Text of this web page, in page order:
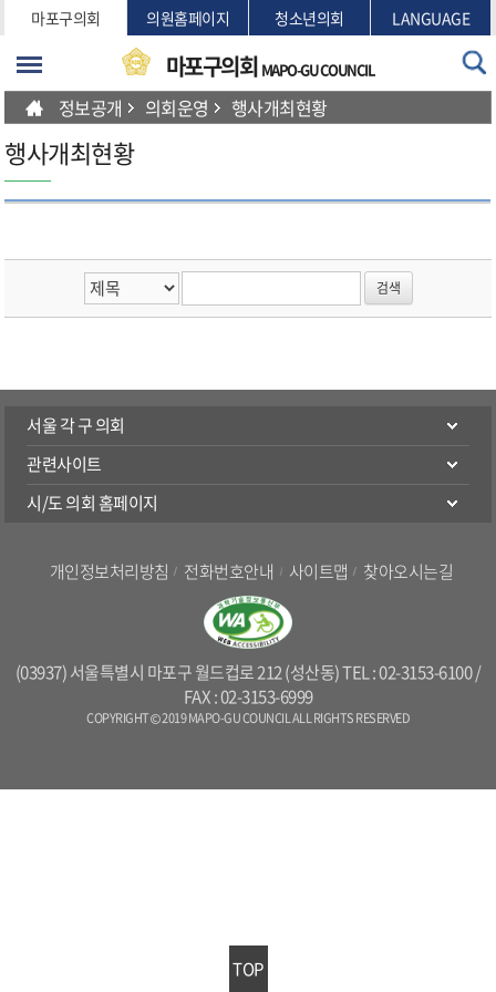
본문바로가기
마포구의회 의원홈페이지 청소년의회 LANGUAGE
마포구의회 MAPO-GU COUNCIL
TOP
정보공개 의회운영 행사개최현황
행사개최현황
서울 각 구 의회
관련사이트
시/도 의회 홈페이지
개인정보처리방침 전화번호안내 사이트맵 찾아오시는길
(03937) 서울특별시 마포구 월드컵로 212 (성산동) TEL : 02-3153-6100 /
FAX : 02-3153-6999
COPYRIGHT © 2019 MAPO-GU COUNCIL ALL RIGHTS RESERVED